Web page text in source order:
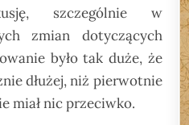
szczególnie w
zmian dotyczących
było tak duże, że
dłużej, niż pierwotnie
miał nic przeciwko.